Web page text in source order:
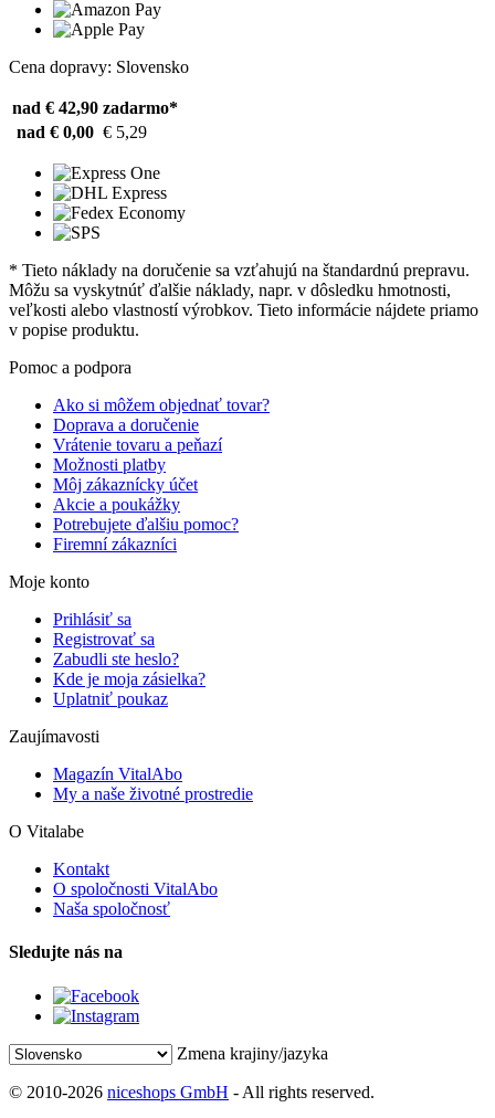
Cena dopravy: Slovensko
nad € 42,90 zadarmo*
nad € 0,00 € 5,29
* Tieto náklady na doručenie sa vzťahujú na štandardnú prepravu.
Môžu sa vyskytnúť ďalšie náklady, napr. v dôsledku hmotnosti,
veľkosti alebo vlastností výrobkov. Tieto informácie nájdete priamo
v popise produktu.
Pomoc a podpora
Ako si môžem objednať tovar?
Doprava a doručenie
Vrátenie tovaru a peňazí
Možnosti platby
Môj zákaznícky účet
Akcie a poukážky
Potrebujete ďalšiu pomoc?
Firemní zákazníci
Moje konto
Prihlásiť sa
Registrovať sa
Zabudli ste heslo?
Kde je moja zásielka?
Uplatniť poukaz
Zaujímavosti
Magazín VitalAbo
My a naše životné prostredie
O Vitalabe
Kontakt
O spoločnosti VitalAbo
Naša spoločnosť
Sledujte nás na
Zmena krajiny/jazyka
© 2010-2026 niceshops GmbH - All rights reserved.